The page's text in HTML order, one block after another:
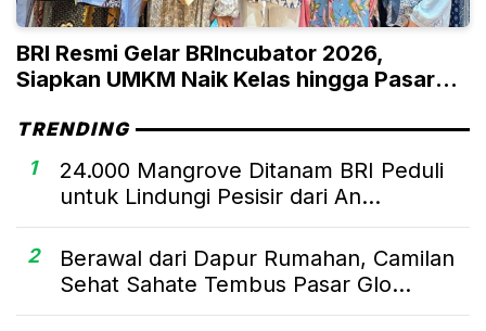
BRI Resmi Gelar BRIncubator 2026,
Siapkan UMKM Naik Kelas hingga Pasar
TRENDING
1
24.000 Mangrove Ditanam BRI Peduli
untuk Lindungi Pesisir dari An...
2
Berawal dari Dapur Rumahan, Camilan
Sehat Sahate Tembus Pasar Glo...